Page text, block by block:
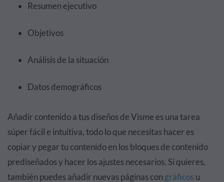
Resumen ejecutivo
Objetivos
Análisis de la situación
Datos demográficos
Añadir contenido a tus diseños de Visme es una tarea
súper fácil e intuitiva, todo lo que necesitas hacer es
copiar y pegar tu contenido en los bloques de contenido
prediseñados y hacer los ajustes necesarios. Si quieres,
también puedes añadir nuevas páginas congráficosu